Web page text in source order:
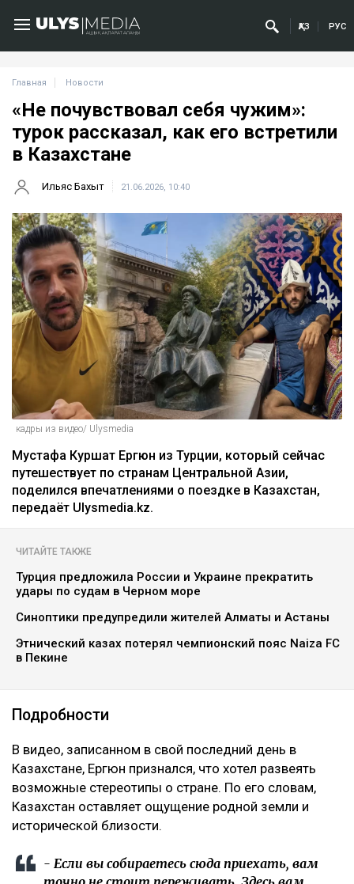
ҚАЗ РУС
Главная Новости
«Не почувствовал себя чужим»:
турок рассказал, как его встретили
в Казахстане
Ильяс Бахыт 21.06.2026, 10:40
кадры из видео/ Ulysmedia
Мустафа Куршат Ергюн из Турции, который сейчас
путешествует по странам Центральной Азии,
поделился впечатлениями о поездке в Казахстан,
передаёт Ulysmedia.kz.
ЧИТАЙТЕ ТАКЖЕ
Турция предложила России и Украине прекратить
удары по судам в Черном море
Синоптики предупредили жителей Алматы и Астаны
Этнический казах потерял чемпионский пояс Naiza FC
в Пекине
Подробности
В видео, записанном в свой последний день в
Казахстане, Ергюн признался, что хотел развеять
возможные стереотипы о стране. По его словам,
Казахстан оставляет ощущение родной земли и
исторической близости.
- Если вы собираетесь сюда приехать, вам